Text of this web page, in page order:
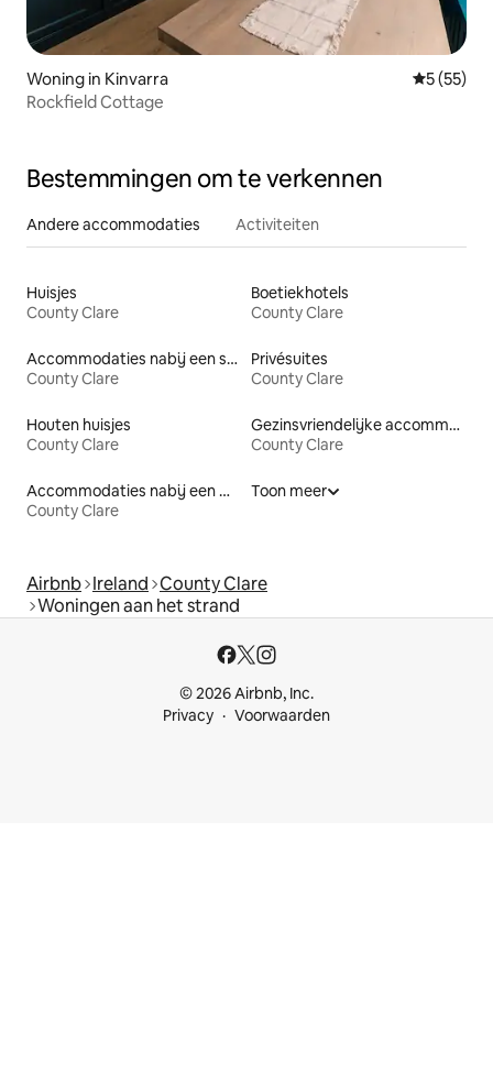
Woning in Kinvarra
5 (55)
Rockfield Cottage
Bestemmingen om te verkennen
Andere accommodaties Activiteiten
Huisjes
County Clare
Boetiekhotels
County Clare
Accommodaties nabij een strand
County Clare
Privésuites
County Clare
Houten huisjes
County Clare
Gezinsvriendelijke accommodaties
County Clare
Accommodaties nabij een meer
County Clare
Toon meer
Airbnb Ireland County Clare
Woningen aan het strand
© 2026 Airbnb, Inc.
Privacy
Voorwaarden